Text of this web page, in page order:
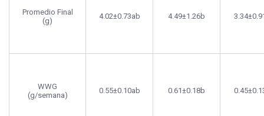
Promedio Final
(g)
4.02±0.73ab 4.49±1.26b
WWG
(g/semana)
0.55±0.10ab 0.61±0.18b